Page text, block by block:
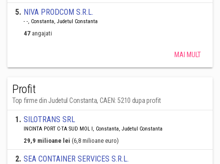
5. NIVA PRODCOM S.R.L.
- -, Constanta, Judetul Constanta
47 angajati
MAI MULT
Profit
Top firme din Judetul Constanta, CAEN: 5210 dupa profit
1. SILOTRANS SRL
INCINTA PORT C-TA SUD MOL I, Constanta, Judetul Constanta
29,9 milioane lei (6,8 milioane euro)
2. SEA CONTAINER SERVICES S.R.L.